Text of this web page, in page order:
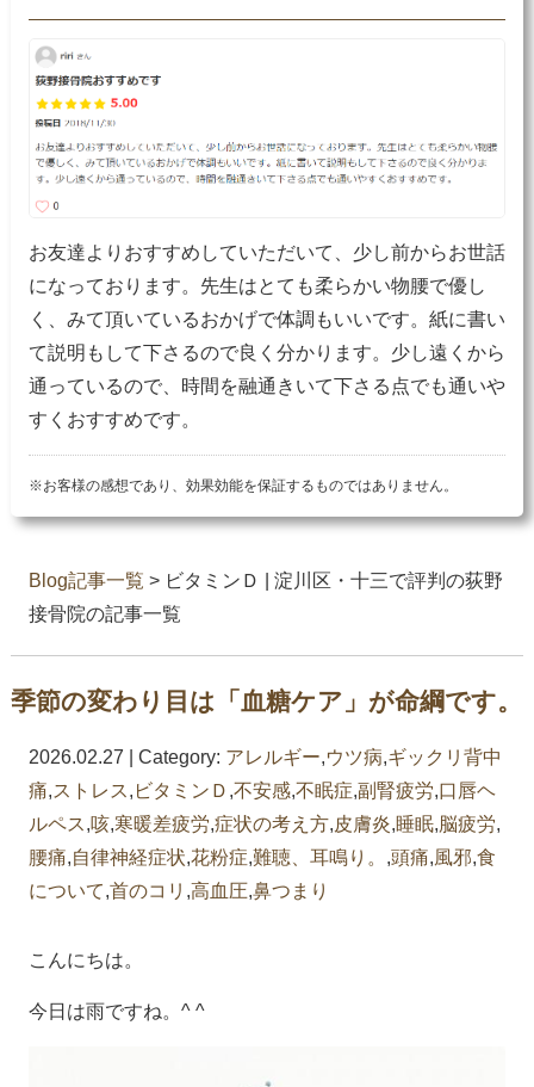
お友達よりおすすめしていただいて、少し前からお世話
になっております。先生はとても柔らかい物腰で優し
く、みて頂いているおかげで体調もいいです。紙に書い
て説明もして下さるので良く分かります。少し遠くから
通っているので、時間を融通きいて下さる点でも通いや
すくおすすめです。
※お客様の感想であり、効果効能を保証するものではありません。
Blog記事一覧 > ビタミンＤ | 淀川区・十三で評判の荻野
接骨院の記事一覧
季節の変わり目は「血糖ケア」が命綱です。
2026.02.27 | Category: アレルギー,ウツ病,ギックリ背中
痛,ストレス, ビタミンＤ ,不安感,不眠症,副腎疲労,口唇ヘ
ルペス,咳,寒暖差疲労,症状の考え方,皮膚炎,睡眠, 脳疲労,
腰痛,自律神経症状,花粉症,難聴、耳鳴り。 ,頭痛,風邪,食
について,首のコリ ,高血圧,鼻つまり
こんにちは。
今日は雨ですね。^ ^